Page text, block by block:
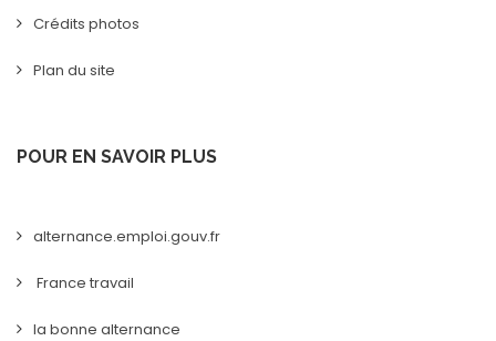
Crédits photos
Plan du site
POUR EN SAVOIR PLUS
alternance.emploi.gouv.fr
France travail
la bonne alternance